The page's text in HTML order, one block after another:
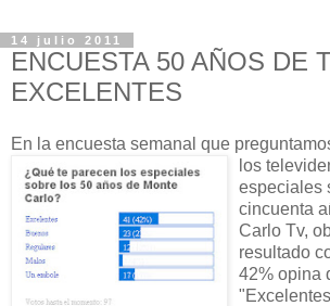
14 julio 2011
ENCUESTA 50 AÑOS DE
EXCELENTES
En la encuesta semanal que
los
especiales
cincuenta
Carlo Tv,
resultado
42% opina